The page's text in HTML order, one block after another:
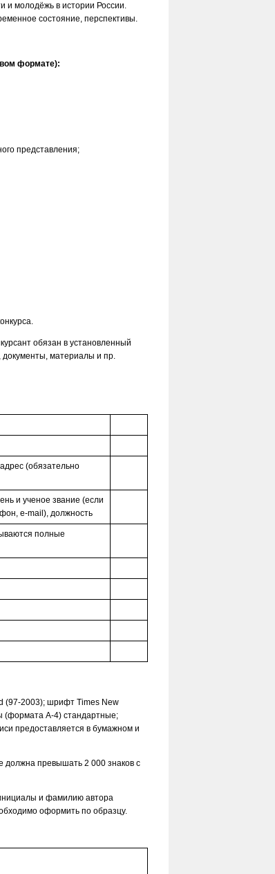
и молодёжь в истории России.
состояние, перспективы.
формате):
представления;
обязан в установленный
документы, материалы и пр.
(обязательно
и ученое звание (если
e-mail), должность
полные
(97-2003); шрифт Times New
(формата А-4) стандартные;
предоставляется в бумажном и
должна превышать 2 000 знаков с
и фамилию автора
оформить по образцу.